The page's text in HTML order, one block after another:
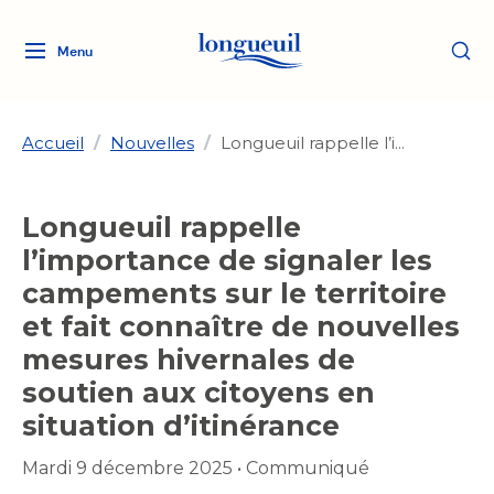
Menu
Logo
Ville
lien
vers
l'accueil
Ma ville, ma propriété
Aménagement et urbanisme
Aménagement et urbanisme
Rôle d'évaluation
Rôle d'évaluation
Taxes
Taxes
Loisirs et culture
Arts et culture
Arts et culture
Bibliothèques
Bibliothèques
Développement social
Services de proximité
Déneigement
Déneigement
Eau
Transition socioécologique
et mobilité
Quoi faire à Longueuil
Activités artistiques et
culturelles
Accueil / Nouvelles / Longueuil rappelle l’i...
Longueuil rappelle
l’importance de signaler les
campements sur le territoire
et fait connaître de nouvelles
mesures hivernales de
soutien aux citoyens en
situation d’itinérance
Mardi 9 décembre 2025 • Communiqué